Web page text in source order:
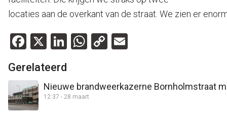
locaties aan de overkant van de straat. We zien er
Facebook
X LinkedIn
WhatsApp
Copy
Gerelateerd
Nieuwe brandweerkazerne Bornholmstraat
12:37 - 28 maart